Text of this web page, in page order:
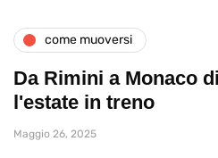
come muoversi
Da Rimini a Monaco
l'estate in treno
Maggio 26, 2025